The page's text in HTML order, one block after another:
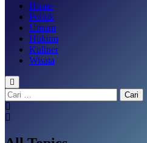
Home
Politik
Umum
Hukum
Kuliner
Wisata
Cari
untuk: